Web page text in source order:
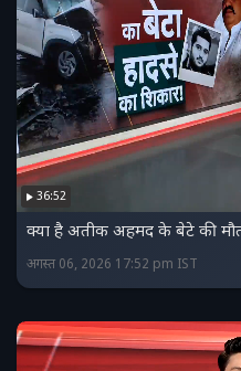
36:52
क्या है अतीक अहमद के बेटे की
अगस्त 06, 2026 17:52 pm IST